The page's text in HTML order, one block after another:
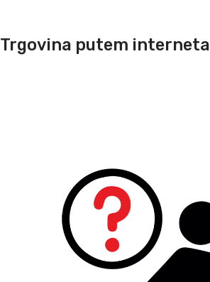
Trgovina putem interneta